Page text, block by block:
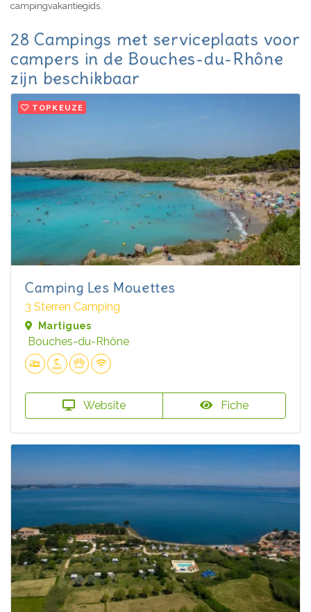
campingvakantiegids.
28 Campings met serviceplaats voor
campers in de Bouches-du-Rhône
zijn beschikbaar
TOPKEUZE
Camping Les Mouettes
3 Sterren Camping
Martigues
Bouches-du-Rhône
Website Fiche